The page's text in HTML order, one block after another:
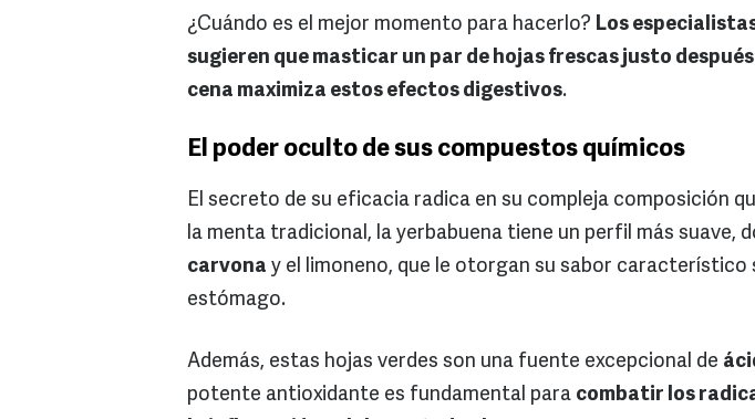
¿Cuándo es el mejor momento para hacerlo? Los
sugieren que masticar un par de hojas frescas justo
cena maximiza estos efectos digestivos.
El poder oculto de sus compuestos químicos
El secreto de su eficacia radica en su compleja composición
la menta tradicional, la yerbabuena tiene un perfil más suave,
carvona y el limoneno, que le otorgan su sabor característico
estómago.
Además, estas hojas verdes son una fuente excepcional de
potente antioxidante es fundamental para combatir los